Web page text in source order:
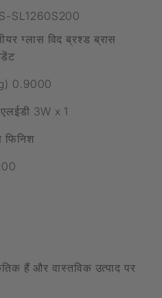
SL1260S200
ग्लास विद ब्रश्ड ब्रास
0.9000
3W x 1
फिनिश
हैं और वास्तविक उत्पाद पर